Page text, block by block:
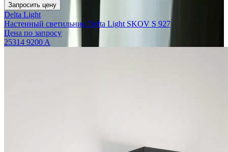
Запросить цену
Delta Light
Настенный светильник Delta Light SKOV S 927
Цена по запросу
25314 9200 A